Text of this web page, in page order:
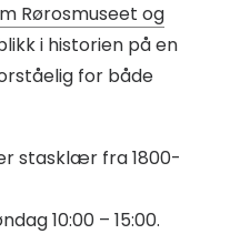
Rørosmuseet og
i historien på en
for både
stasklær fra 1800-
10:00 – 15:00.